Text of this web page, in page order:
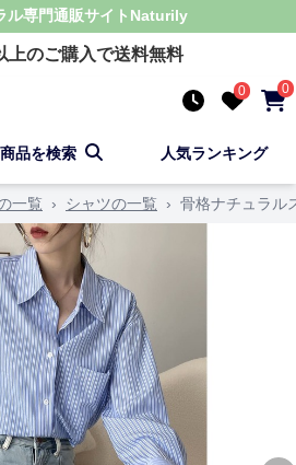
ル専門通販サイト Naturily
上のご購入で送料無料
0 0
商品を検索 人気ランキング
一覧 › シャツの一覧 › 骨格ナチュラル